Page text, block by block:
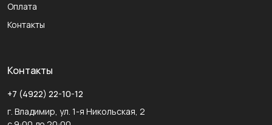
Оплата
Контакты
Контакты
+7 (4922) 22-10-12
г. Владимир, ул. 1-я Никольская, 2